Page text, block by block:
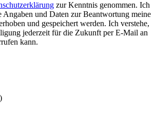
zur Kenntnis genommen. Ich
Angaben und Daten zur Beantwortung meine
und gespeichert werden. Ich verstehe,
jederzeit für die Zukunft per E-Mail an
kann.